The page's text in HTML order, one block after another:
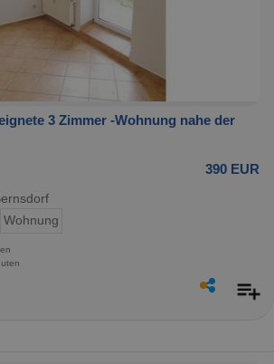
3 Zimmer -Wohnung nahe der
390 EUR
Wohnung